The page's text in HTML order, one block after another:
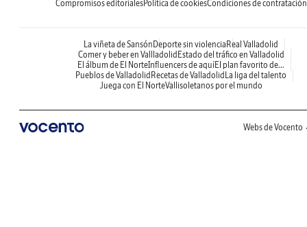
Compromisos editorialesPolítica de cookiesCondiciones de contratación
La viñeta de Sansón Deporte sin violencia Real Valladolid
Comer y beber en Vallladolid Estado del tráfico en Valladolid
El álbum de El NorteInfluencers de aquíEl plan favorito de...
Pueblos de Valladolid Recetas de Valladolid La liga del talento
Juega con El NorteVallisoletanos por el mundo
Webs de Vocento